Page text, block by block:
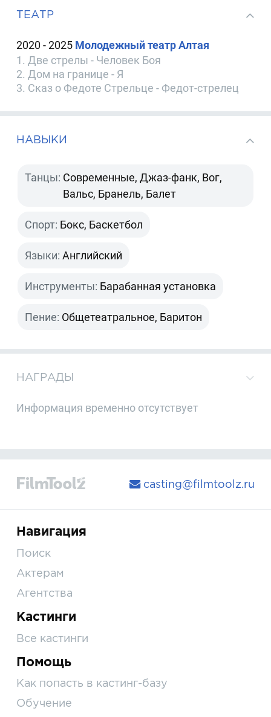
ТЕАТР
2020 - 2025 Молодежный театр Алтая
1. Две стрелы - Человек Боя
2. Дом на границе - Я
3. Сказ о Федоте Стрельце - Федот-стрелец
НАВЫКИ
Танцы: Современные, Джаз-фанк, Вог,
Вальс, Бранель, Балет
Спорт: Бокс, Баскетбол
Языки: Английский
Инструменты: Барабанная установка
Пение: Общетеатральное, Баритон
НАГРАДЫ
Информация временно отсутствует
casting@filmtoolz.ru
Навигация
Поиск
Актерам
Агентства
Кастинги
Все кастинги
Помощь
Как попасть в кастинг-базу
Обучение